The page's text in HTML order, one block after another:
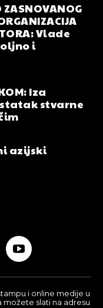
ZASNOVANOG
Vlade
i
Iza
stvarne
azijski
i online medije u
možete slati na adresu